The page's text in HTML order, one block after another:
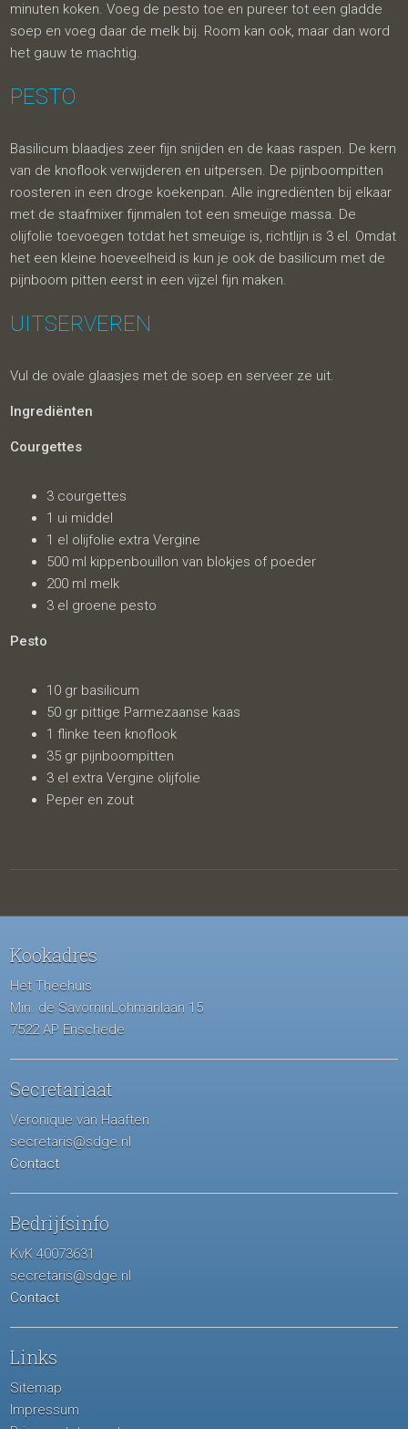
minuten koken. Voeg de pesto toe en pureer tot een gladde
soep en voeg daar de melk bij. Room kan ook, maar dan word
het gauw te machtig.
PESTO
Basilicum blaadjes zeer fijn snijden en de kaas raspen. De kern
van de knoflook verwijderen en uitpersen. De pijnboompitten
roosteren in een droge koekenpan. Alle ingrediënten bij elkaar
met de staafmixer fijnmalen tot een smeuïge massa. De
olijfolie toevoegen totdat het smeuïge is, richtlijn is 3 el. Omdat
het een kleine hoeveelheid is kun je ook de basilicum met de
pijnboom pitten eerst in een vijzel fijn maken.
UITSERVEREN
Vul de ovale glaasjes met de soep en serveer ze uit.
Ingrediënten
Courgettes
3 courgettes
1 ui middel
1 el olijfolie extra Vergine
500 ml kippenbouillon van blokjes of poeder
200 ml melk
3 el groene pesto
Pesto
10 gr basilicum
50 gr pittige Parmezaanse kaas
1 flinke teen knoflook
35 gr pijnboompitten
3 el extra Vergine olijfolie
Peper en zout
Kookadres
Het Theehuis
Min. de SavorninLohmanlaan 15
7522 AP Enschede
Secretariaat
Veronique van Haaften
secretaris@sdge.nl
Contact
Bedrijfsinfo
KvK 40073631
secretaris@sdge.nl
Contact
Links
Sitemap
Impressum